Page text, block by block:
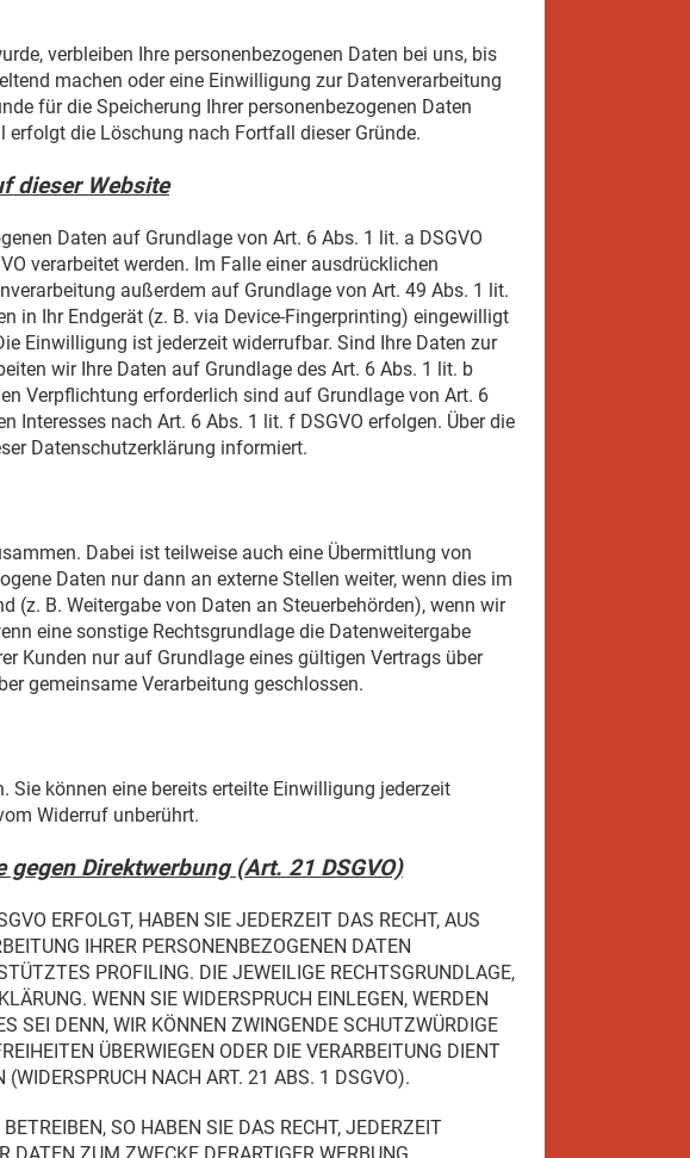
verbleiben Ihre personenbezogenen Daten bei uns, bis
machen oder eine Einwilligung zur Datenverarbeitung
für die Speicherung Ihrer personenbezogenen Daten
die Löschung nach Fortfall dieser Gründe.
dieser Website
Daten auf Grundlage von Art. 6 Abs. 1 lit. a DSGVO
verarbeitet werden. Im Falle einer ausdrücklichen
außerdem auf Grundlage von Art. 49 Abs. 1 lit.
in Ihr Endgerät (z. B. via Device-Fingerprinting) eingewilligt
Einwilligung ist jederzeit widerrufbar. Sind Ihre Daten zur
wir Ihre Daten auf Grundlage des Art. 6 Abs. 1 lit. b
Verpflichtung erforderlich sind auf Grundlage von Art. 6
Interesses nach Art. 6 Abs. 1 lit. f DSGVO erfolgen. Über die
Datenschutzerklärung informiert.
Dabei ist teilweise auch eine Übermittlung von
Daten nur dann an externe Stellen weiter, wenn dies im
B. Weitergabe von Daten an Steuerbehörden), wenn wir
eine sonstige Rechtsgrundlage die Datenweitergabe
Kunden nur auf Grundlage eines gültigen Vertrags über
gemeinsame Verarbeitung geschlossen.
können eine bereits erteilte Einwilligung jederzeit
Widerruf unberührt.
Direktwerbung (Art. 21 DSGVO)
ERFOLGT, HABEN SIE JEDERZEIT DAS RECHT, AUS
IHRER PERSONENBEZOGENEN DATEN
PROFILING. DIE JEWEILIGE RECHTSGRUNDLAGE,
WENN SIE WIDERSPRUCH EINLEGEN, WERDEN
SEI DENN, WIR KÖNNEN ZWINGENDE SCHUTZWÜRDIGE
ÜBERWIEGEN ODER DIE VERARBEITUNG DIENT
(WIDERSPRUCH NACH ART. 21 ABS. 1 DSGVO).
SO HABEN SIE DAS RECHT, JEDERZEIT